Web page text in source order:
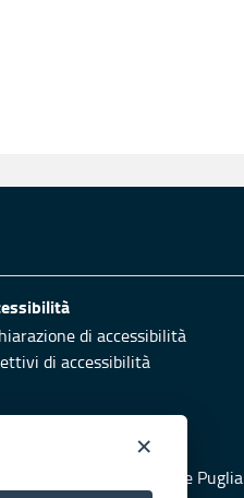
di accessibilità
di accessibilità
al sito di Protezione Civile Puglia
×